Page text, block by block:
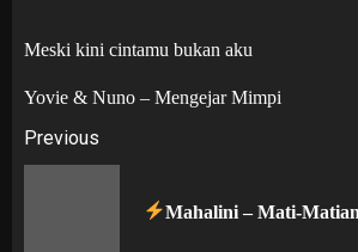
Meski kini cintamu bukan aku
Yovie & Nuno – Mengejar Mimpi
Post
navigation
Previous
Mahalini – Mati-Matian